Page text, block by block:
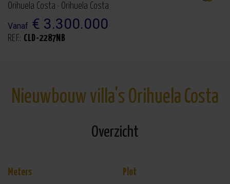
Orihuela Costa · Orihuela Costa
Vanaf € 3.300.000
REF.: CLD-2287NB
Nieuwbouw villa's Orihuela Costa
Overzicht
Meters Plot